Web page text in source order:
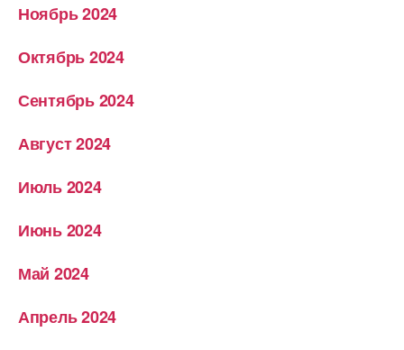
Ноябрь 2024
Октябрь 2024
Сентябрь 2024
Август 2024
Июль 2024
Июнь 2024
Май 2024
Апрель 2024